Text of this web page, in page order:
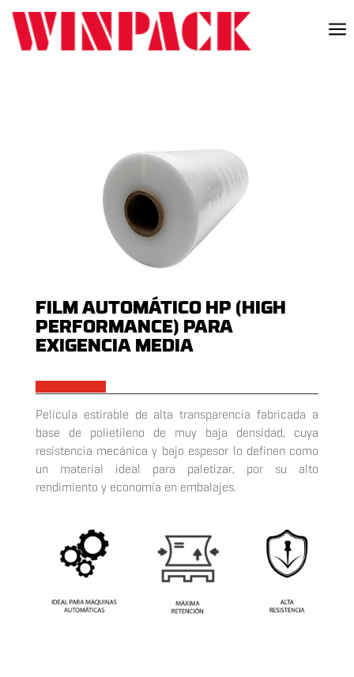
a
FILM AUTOMÁTICO HP (HIGH
PERFORMANCE) PARA
EXIGENCIA MEDIA
Película estirable de alta transparencia fabricada a
base de polietileno de muy baja densidad, cuya
resistencia mecánica y bajo espesor lo definen como
un material ideal para paletizar, por su alto
rendimiento y economía en embalajes.